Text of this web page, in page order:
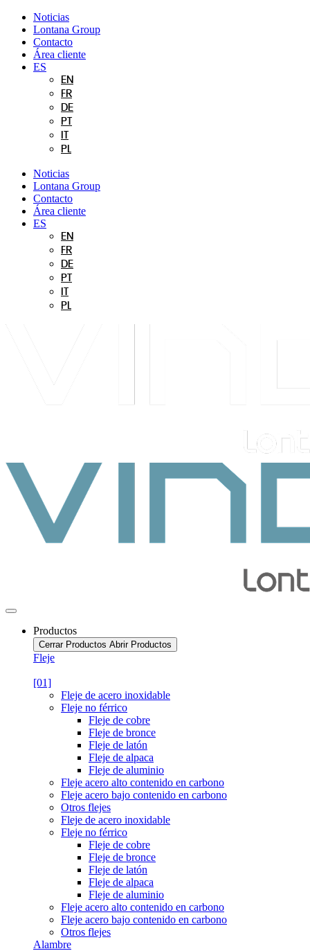
contenido
Noticias
Lontana Group
Contacto
Área cliente
ES
EN
FR
DE
PT
PL
Noticias
Lontana Group
Contacto
Área cliente
ES
EN
FR
DE
PT
PL
Productos
Cerrar Productos Abrir Productos
Fleje
[01]
Fleje de acero inoxidable
Fleje no férrico
Fleje de cobre
Fleje de bronce
Fleje de latón
Fleje de alpaca
Fleje de aluminio
Fleje acero alto contenido en carbono
Fleje acero bajo contenido en carbono
Otros flejes
Fleje de acero inoxidable
Fleje no férrico
Fleje de cobre
Fleje de bronce
Fleje de latón
Fleje de alpaca
Fleje de aluminio
Fleje acero alto contenido en carbono
Fleje acero bajo contenido en carbono
Otros flejes
Alambre